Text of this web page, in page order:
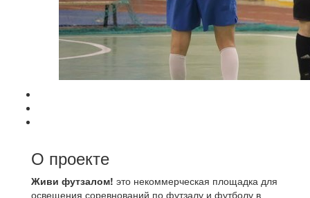
О проекте
Живи футзалом! это некоммерческая площадка для
освещения соревнований по футзалу и футболу в